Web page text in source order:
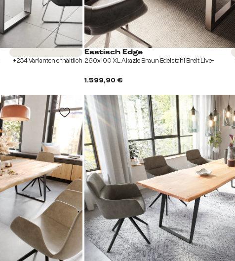
Sofort versandfertig
+234 Varianten erhältlich
Esstisch Edge
260x100 XL Akazie Braun Edelstahl Breit Live-
1.599,90 €